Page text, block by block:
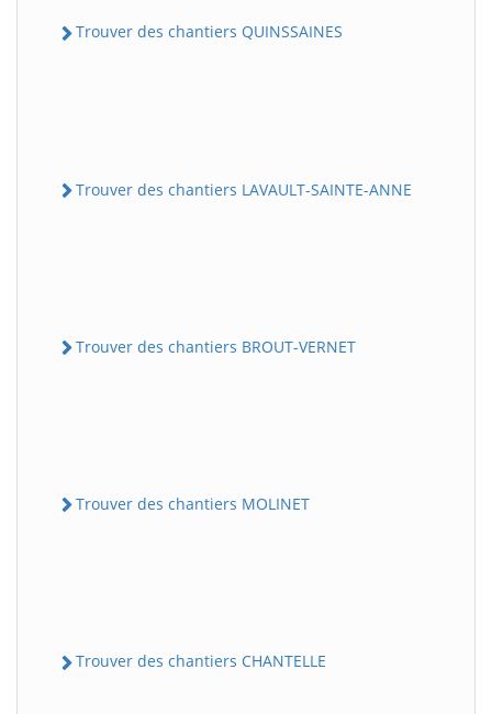
Trouver des chantiers QUINSSAINES
Trouver des chantiers LAVAULT-SAINTE-ANNE
Trouver des chantiers BROUT-VERNET
Trouver des chantiers MOLINET
Trouver des chantiers CHANTELLE